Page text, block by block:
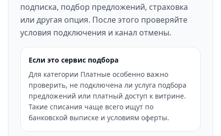
подписка, подбор предложений, страховка
или другая опция. После этого проверяйте
условия подключения и канал отмены.
Если это сервис подбора
Для категории Платные особенно важно
проверить, не подключена ли услуга подбора
предложений или платный доступ к витрине.
Такие списания чаще всего ищут по
банковской выписке и условиям оферты.